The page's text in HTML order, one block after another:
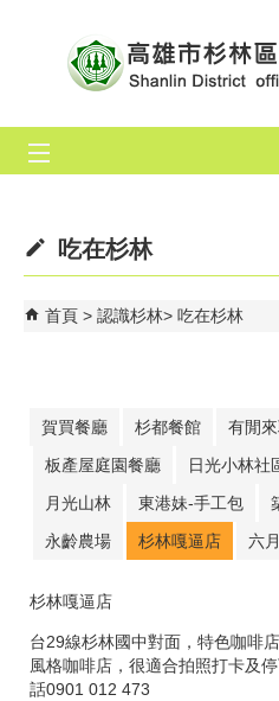
吃在杉林
首頁 認識杉林 吃在杉林
賀買餐廳 杉都餐館
有閒
板產屋庭園餐廳
日光小林社
月光山林
東港妹-手工包
永齡農場
杉林嘎逼店 六
杉林嘎逼店
台29線杉林國中對面，特色咖啡
風格咖啡店，很適合拍照打卡及
話0901 012 473